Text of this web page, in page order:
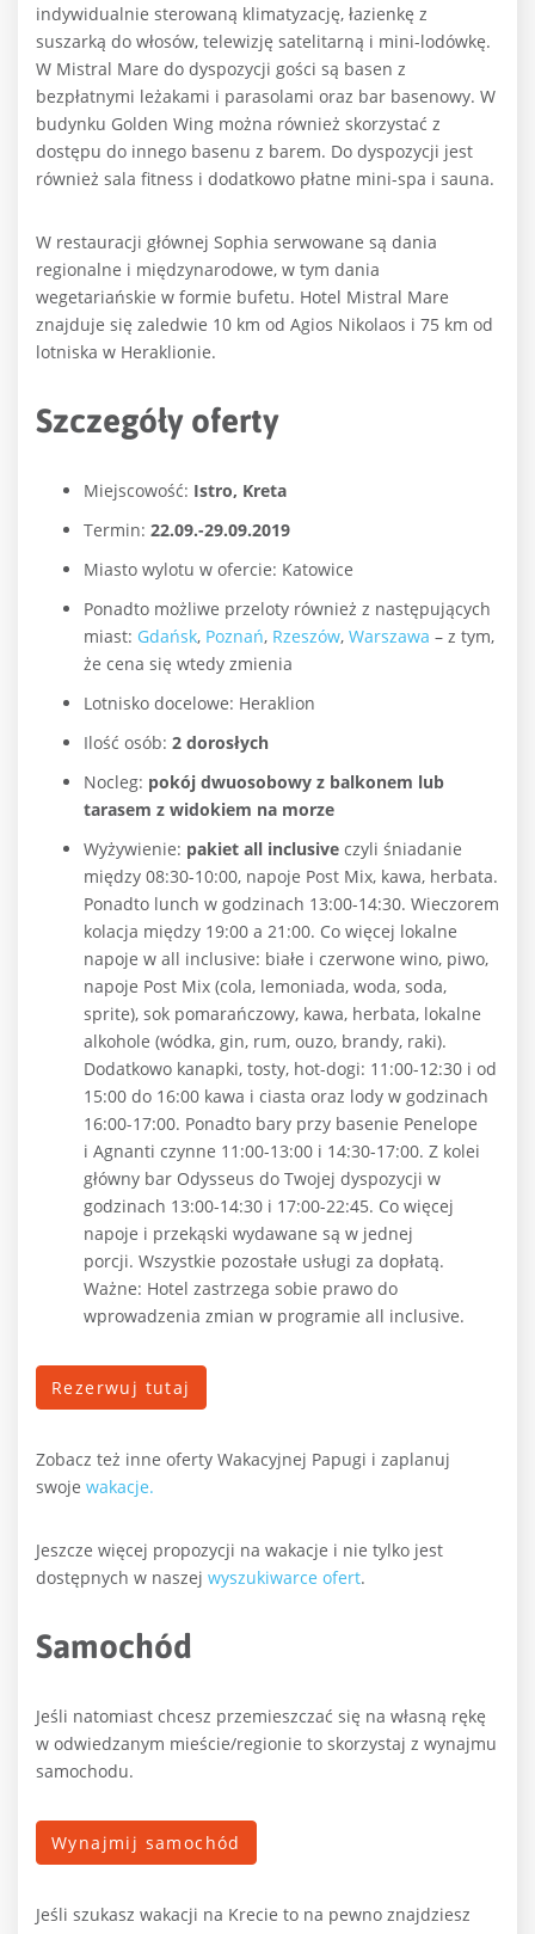
indywidualnie sterowaną klimatyzację, łazienkę z
suszarką do włosów, telewizję satelitarną i mini-lodówkę.
W Mistral Mare do dyspozycji gości są basen z
bezpłatnymi leżakami i parasolami oraz bar basenowy. W
budynku Golden Wing można również skorzystać z
dostępu do innego basenu z barem. Do dyspozycji jest
również sala fitness i dodatkowo płatne mini-spa i sauna.
W restauracji głównej Sophia serwowane są dania
regionalne i międzynarodowe, w tym dania
wegetariańskie w formie bufetu. Hotel Mistral Mare
znajduje się zaledwie 10 km od Agios Nikolaos i 75 km od
lotniska w Heraklionie.
Szczegóły oferty
Miejscowość: Istro, Kreta
Termin: 22.09.-29.09.2019
Miasto wylotu w ofercie: Katowice
Ponadto możliwe przeloty również z następujących
miast: Gdańsk, Poznań, Rzeszów, Warszawa – z tym,
że cena się wtedy zmienia
Lotnisko docelowe: Heraklion
Ilość osób: 2 dorosłych
Nocleg: pokój dwuosobowy z balkonem lub
tarasem z widokiem na morze
Wyżywienie: pakiet all inclusive czyli śniadanie
między 08:30-10:00, napoje Post Mix, kawa, herbata.
Ponadto lunch w godzinach 13:00-14:30. Wieczorem
kolacja między 19:00 a 21:00. Co więcej lokalne
napoje w all inclusive: białe i czerwone wino, piwo,
napoje Post Mix (cola, lemoniada, woda, soda,
sprite), sok pomarańczowy, kawa, herbata, lokalne
alkohole (wódka, gin, rum, ouzo, brandy, raki).
Dodatkowo kanapki, tosty, hot-dogi: 11:00-12:30 i od
15:00 do 16:00 kawa i ciasta oraz lody w godzinach
16:00-17:00. Ponadto bary przy basenie Penelope
i Agnanti czynne 11:00-13:00 i 14:30-17:00. Z kolei
główny bar Odysseus do Twojej dyspozycji w
godzinach 13:00-14:30 i 17:00-22:45. Co więcej
napoje i przekąski wydawane są w jednej
porcji. Wszystkie pozostałe usługi za dopłatą.
Ważne: Hotel zastrzega sobie prawo do
wprowadzenia zmian w programie all inclusive.
Rezerwuj tutaj
Zobacz też inne oferty Wakacyjnej Papugi i zaplanuj
swoje wakacje.
Jeszcze więcej propozycji na wakacje i nie tylko jest
dostępnych w naszej wyszukiwarce ofert.
Samochód
Jeśli natomiast chcesz przemieszczać się na własną rękę
w odwiedzanym mieście/regionie to skorzystaj z wynajmu
samochodu.
Wynajmij samochód
Jeśli szukasz wakacji na Krecie to na pewno znajdziesz